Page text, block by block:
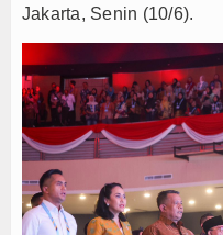
Jakarta, Senin (10/6).